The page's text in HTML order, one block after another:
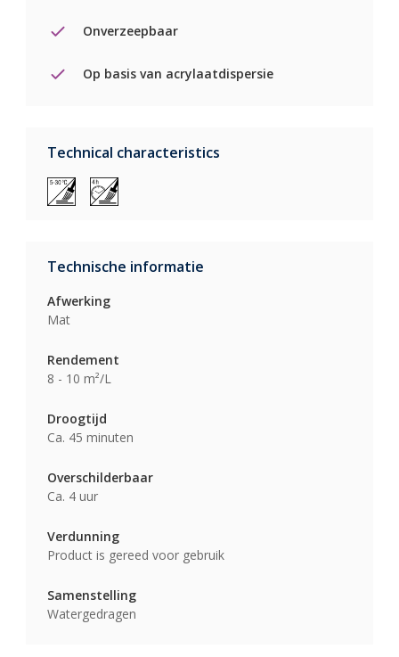
Onverzeepbaar
Op basis van acrylaatdispersie
Technical characteristics
Technische informatie
Afwerking
Mat
Rendement
8 - 10 m²/L
Droogtijd
Ca. 45 minuten
Overschilderbaar
Ca. 4 uur
Verdunning
Product is gereed voor gebruik
Samenstelling
Watergedragen